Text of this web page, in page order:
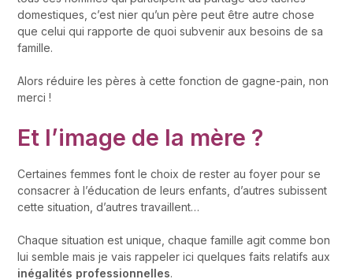
domestiques, c’est nier qu’un père peut être autre chose
que celui qui rapporte de quoi subvenir aux besoins de sa
famille.
Alors réduire les pères à cette fonction de gagne-pain, non
merci !
Et l’image de la mère ?
Certaines femmes font le choix de rester au foyer pour se
consacrer à l’éducation de leurs enfants, d’autres subissent
cette situation, d’autres travaillent…
Chaque situation est unique, chaque famille agit comme bon
lui semble mais je vais rappeler ici quelques faits relatifs aux
inégalités professionnelles.